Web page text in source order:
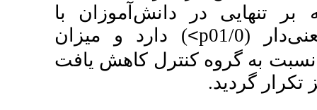
با
و میزان
کاهش یافت